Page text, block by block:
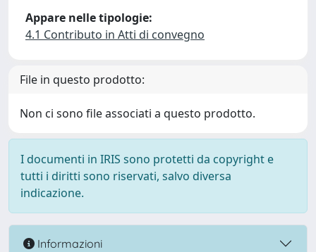
Appare nelle tipologie:
4.1 Contributo in Atti di convegno
File in questo prodotto:
Non ci sono file associati a questo prodotto.
I documenti in IRIS sono protetti da copyright e
tutti i diritti sono riservati, salvo diversa
indicazione.
Informazioni